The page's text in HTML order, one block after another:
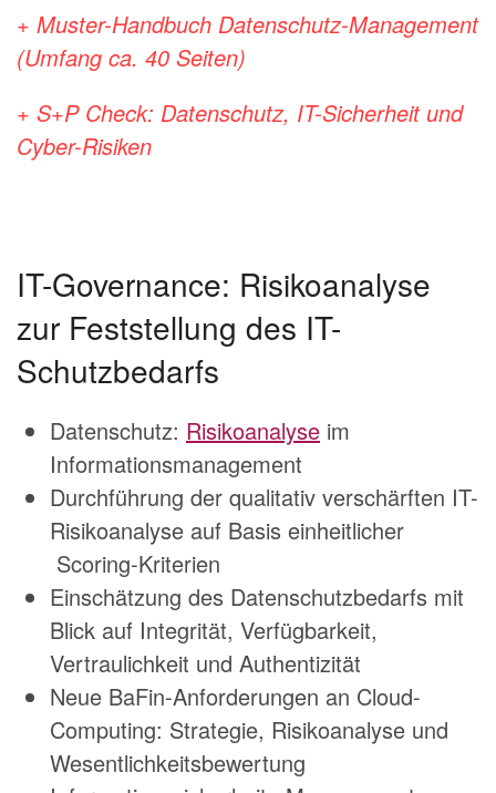
+ Muster-Handbuch Datenschutz-Management
(Umfang ca. 40 Seiten)
+ S+P Check: Datenschutz, IT-Sicherheit und
Cyber-Risiken
IT-Governance: Risikoanalyse
zur Feststellung des IT-
Schutzbedarfs
Datenschutz: Risikoanalyse im
Informationsmanagement
Durchführung der qualitativ verschärften IT-
Risikoanalyse auf Basis einheitlicher
Scoring-Kriterien
Einschätzung des Datenschutzbedarfs mit
Blick auf Integrität, Verfügbarkeit,
Vertraulichkeit und Authentizität
Neue BaFin-Anforderungen an Cloud-
Computing: Strategie, Risikoanalyse und
Wesentlichkeitsbewertung